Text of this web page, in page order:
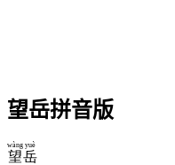
望岳拼音版
望
wàng
岳
yuè